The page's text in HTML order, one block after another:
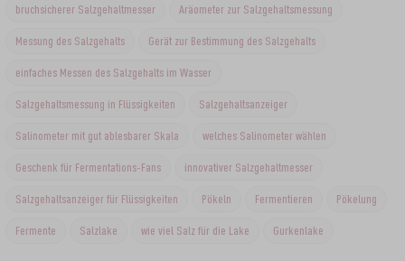
bruchsicherer Salzgehaltmesser Aräometer zur Salzgehaltsmessung
Messung des Salzgehalts Gerät zur Bestimmung des Salzgehalts
einfaches Messen des Salzgehalts im Wasser
Salzgehaltsmessung in Flüssigkeiten Salzgehaltsanzeiger
Salinometer mit gut ablesbarer Skala welches Salinometer wählen
Geschenk für Fermentations-Fans innovativer Salzgehaltmesser
Salzgehaltsanzeiger für Flüssigkeiten Pökeln Fermentieren Pökelung
Fermente Salzlake wie viel Salz für die Lake Gurkenlake